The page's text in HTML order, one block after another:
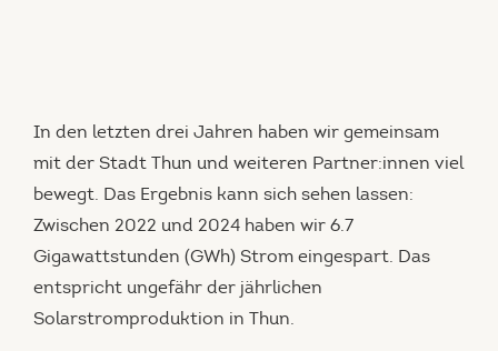
In den letzten drei Jahren haben wir gemeinsam
mit der Stadt Thun und weiteren Partner:innen viel
bewegt. Das Ergebnis kann sich sehen lassen:
Zwischen 2022 und 2024 haben wir 6.7
Gigawattstunden (GWh) Strom eingespart. Das
entspricht ungefähr der jährlichen
Solarstromproduktion in Thun.